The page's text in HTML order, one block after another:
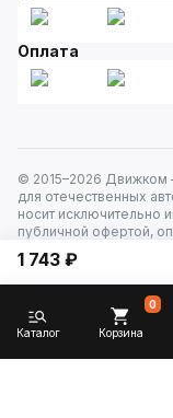
1 743 ₽
Оплата
© 2015–2026 Движком
для отечественных
носит исключительно
публичной офертой,
Каталог Корзина
0